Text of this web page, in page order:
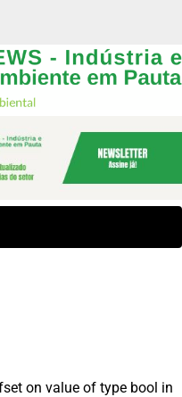
on value of type bool in